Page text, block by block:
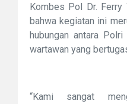
Kombes Pol Dr. Ferry
bahwa kegiatan ini
hubungan antara
wartawan yang
“Kami sangat